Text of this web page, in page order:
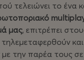
τελειώνει το ένα
μας, επιτρέπει
την παρέα τους σε